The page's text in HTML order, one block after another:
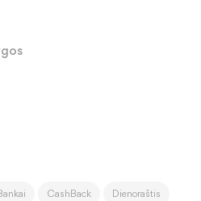
CashBack Dienoraštis